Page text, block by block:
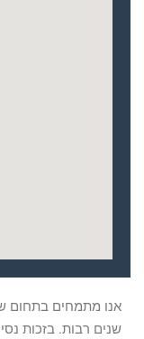
אנו מתמחים בתחום
שנים רבות. בזכות